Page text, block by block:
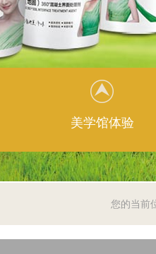
美学馆体验
您的当前